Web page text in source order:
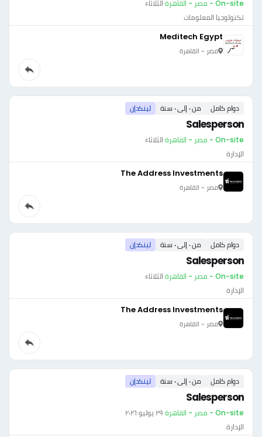
On-site - مصر - القاهرة ·الثلاثاء
تكنولوجيا المعلومات
Meditech Egypt
مصر - القاهرة
دوام كامل من ٠ إلى ٠ سنة لينكدإن
Salesperson
On-site - مصر - القاهرة ·الثلاثاء
الإدارة
The Address Investments
مصر - القاهرة
دوام كامل من ٠ إلى ٠ سنة لينكدإن
Salesperson
On-site - مصر - القاهرة ·الثلاثاء
الإدارة
The Address Investments
مصر - القاهرة
دوام كامل من ٠ إلى ٠ سنة لينكدإن
Salesperson
On-site - مصر - القاهرة ·٢٩ يوليو ٢٠٢٦
الإدارة